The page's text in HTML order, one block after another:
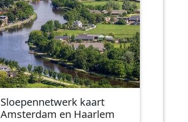
Sloepennetwerk kaart
Amsterdam en Haarlem